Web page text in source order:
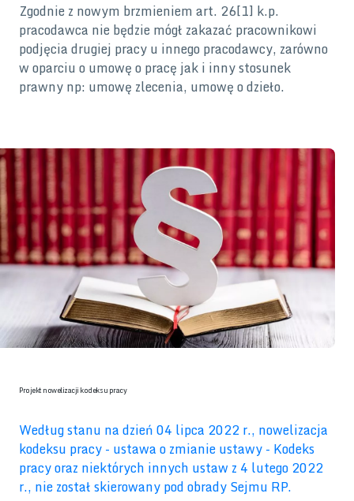
Zgodnie z nowym brzmieniem art. 26[1] k.p.
pracodawca nie będzie mógł zakazać pracownikowi
podjęcia drugiej pracy u innego pracodawcy, zarówno
w oparciu o umowę o pracę jak i inny stosunek
prawny np: umowę zlecenia, umowę o dzieło.
Projekt nowelizacji kodeksu pracy
Według stanu na dzień 04 lipca 2022 r., nowelizacja
kodeksu pracy - ustawa o zmianie ustawy - Kodeks
pracy oraz niektórych innych ustaw z 4 lutego 2022
r., nie został skierowany pod obrady Sejmu RP.